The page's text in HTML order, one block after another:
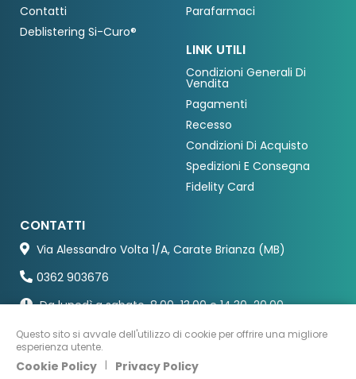
Contatti
Deblistering Si-Curo®
Parafarmaci
LINK UTILI
Condizioni Generali Di
Vendita
Pagamenti
Recesso
Condizioni Di Acquisto
Spedizioni E Consegna
Fidelity Card
CONTATTI
Via Alessandro Volta 1/A, Carate Brianza (MB)
0362 903676
Da lunedì a sabato, 8.00-13.00 e 14.30-20.00
Questo sito si avvale dell'utilizzo di cookie per offrire una migliore
esperienza utente.
Cookie Policy | Privacy Policy